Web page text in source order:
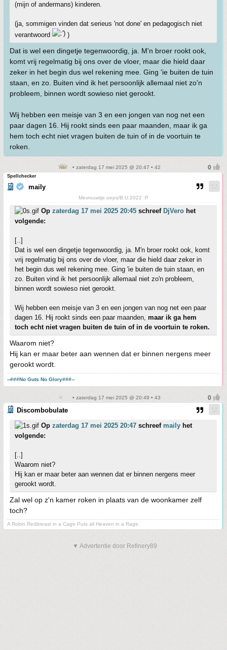
(mijn of andermans) kinderen.
(ja, sommigen vinden dat serieus 'not done' en pedagogisch niet
verantwoord
)
Dat is wel een dingetje tegenwoordig, ja. M'n broer rookt ook,
komt vrij regelmatig bij ons over de vloer, maar die hield daar
zeker in het begin dus wel rekening mee. Ging 'ie buiten de tuin
staan, en zo. Buiten vind ik het persoonlijk allemaal niet zo'n
probleem, binnen wordt sowieso niet gerookt.
Wij hebben een meisje van 3 en een jongen van nog net een
paar dagen 16. Hij rookt sinds een paar maanden, maar ik ga
hem toch echt niet vragen buiten de tuin of in de voortuin te
roken.
• zaterdag 17 mei 2025 @ 20:47 • 42
Spellchecker
maily
Mevrouwtje oeps/B.U.2022 :P
Op zaterdag 17 mei 2025 20:45 schreef DjVero het
volgende:
[..]
Dat is wel een dingetje tegenwoordig, ja. M'n broer rookt ook, komt
vrij regelmatig bij ons over de vloer, maar die hield daar zeker in
het begin dus wel rekening mee. Ging 'ie buiten de tuin staan, en
zo. Buiten vind ik het persoonlijk allemaal niet zo'n probleem,
binnen wordt sowieso niet gerookt.
Wij hebben een meisje van 3 en een jongen van nog net een paar
dagen 16. Hij rookt sinds een paar maanden, maar ik ga hem
toch echt niet vragen buiten de tuin of in de voortuin te roken.
Waarom niet?
Hij kan er maar beter aan wennen dat er binnen nergens meer
gerookt wordt.
--###No Guts No Glory###--
• zaterdag 17 mei 2025 @ 20:49 • 43
Discombobulate
Op zaterdag 17 mei 2025 20:47 schreef maily het
volgende:
[..]
Waarom niet?
Hij kan er maar beter aan wennen dat er binnen nergens meer
gerookt wordt.
Zal wel op z'n kamer roken in plaats van de woonkamer zelf
toch?
A Robin Redbreast in a Cage Puts all Heaven in a Rage.
▼ Advertentie door Refinery89